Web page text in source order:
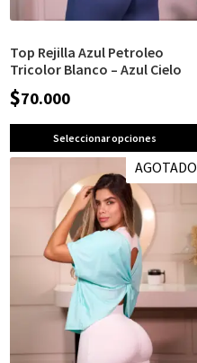
Top Rejilla Azul Petroleo
Tricolor Blanco – Azul Cielo
$70.000
Seleccionar opciones
AGOTADO